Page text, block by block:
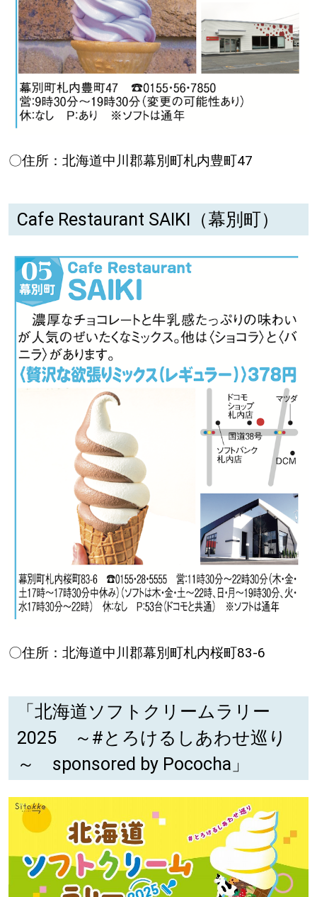
北海道で暮らす、あなたとつくる、
明日への”きっかけ”WEBマガジン
情報提供・お問い合わせ 利用規約
プライバシーポリシー
道央
KEYWORD キーワード
Sitakke編集部あい
【いろんな価値観や生き方に触れたい】
Sitakke編集部 IKU
【まったり楽しみたい】 札幌市
【札幌のお気に入りを見つけたい】
【道央のお気に入りを見つけたい】
【道北のお気に入りを見つけたい】
【道東のお気に入りを見つけたい】
〇住所：北海道中川郡幕別町札内豊町47
Cafe Restaurant SAIKI（幕別町）
〇住所：北海道中川郡幕別町札内桜町83-6
「北海道ソフトクリームラリー
2025 ～#とろけるしあわせ巡り
～ sponsored by Pococha」